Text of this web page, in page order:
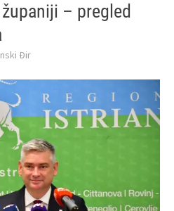
– pregled
Đir